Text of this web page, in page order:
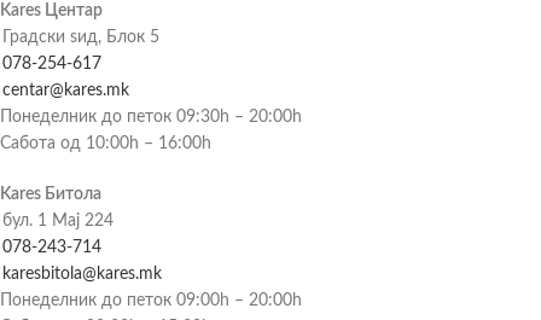
Kares Центар
Градски ѕид, Блок 5
078-254-617
centar@kares.mk
Понеделник до петок 09:30h – 20:00h
Сабота од 10:00h – 16:00h
Kares Битола
бул. 1 Мај 224
078-243-714
karesbitola@kares.mk
Понеделник до петок 09:00h – 20:00h